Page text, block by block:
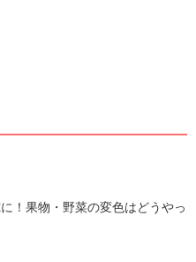
！果物・野菜の変色はどうやっ